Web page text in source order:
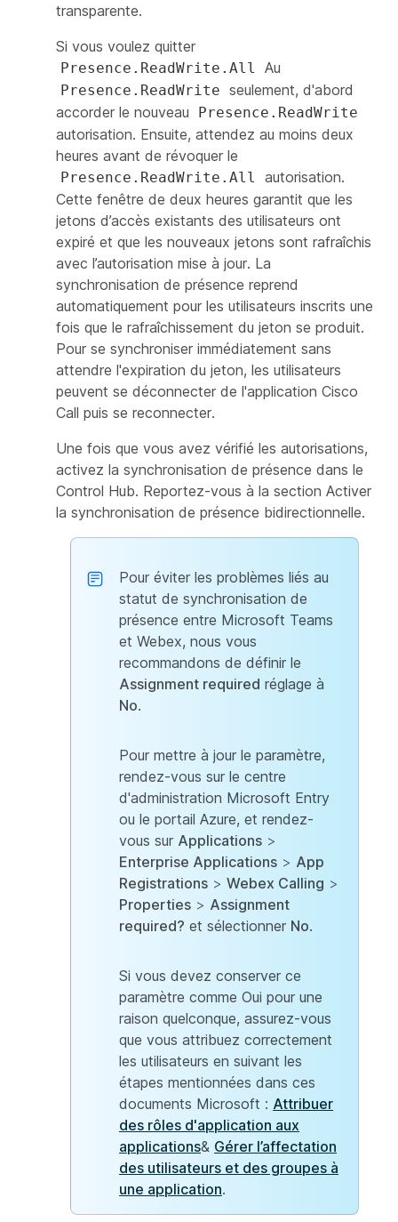
transparente.
Si vous voulez quitter
Presence.ReadWrite.All Au
Presence.ReadWrite seulement, d'abord
accorder le nouveau
Presence.ReadWrite
autorisation. Ensuite, attendez au moins deux
heures avant de révoquer le
Presence.ReadWrite.All
autorisation.
Cette fenêtre de deux heures garantit que les
jetons d’accès existants des utilisateurs ont
expiré et que les nouveaux jetons sont rafraîchis
avec l’autorisation mise à jour. La
synchronisation de présence reprend
automatiquement pour les utilisateurs inscrits une
fois que le rafraîchissement du jeton se produit.
Pour se synchroniser immédiatement sans
attendre l'expiration du jeton, les utilisateurs
peuvent se déconnecter de l'application Cisco
Call puis se reconnecter.
Une fois que vous avez vérifié les autorisations,
activez la synchronisation de présence dans le
Control Hub. Reportez-vous à la section Activer
la synchronisation de présence bidirectionnelle.
Pour éviter les problèmes liés au
statut de synchronisation de
présence entre Microsoft Teams
et Webex, nous vous
recommandons de définir le
Assignment required réglage à
No.
Pour mettre à jour le paramètre,
rendez-vous sur le centre
d'administration Microsoft Entry
ou le portail Azure, et rendez-
vous sur Applications >
Enterprise Applications > App
Registrations > Webex Calling >
Properties > Assignment
required? et sélectionner No.
Si vous devez conserver ce
paramètre comme Oui pour une
raison quelconque, assurez-vous
que vous attribuez correctement
les utilisateurs en suivant les
étapes mentionnées dans ces
documents Microsoft : Attribuer
des rôles d'application aux
applications& Gérer l’affectation
des utilisateurs et des groupes à
une application.